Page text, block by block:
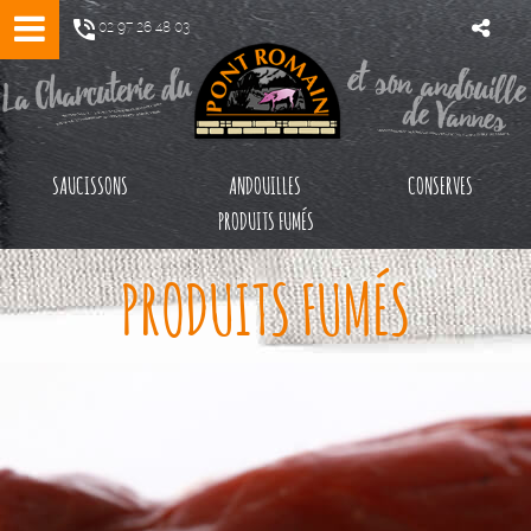
02 97 26 48 03
SAUCISSONS ANDOUILLES
CONSERVES
PRODUITS FUMÉS
PRODUITS FUMÉS